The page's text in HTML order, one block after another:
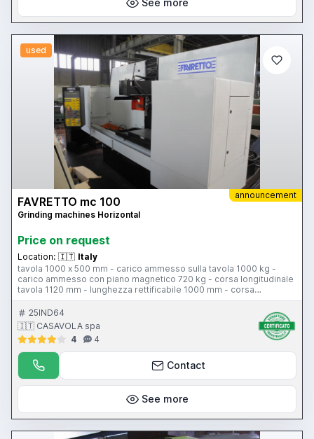
used
announcement
FAVRETTO mc 100
Grinding machines Horizontal
Price on request
Location: 🇮🇹 Italy
tavola 1000 x 500 mm - carico ammesso sulla tavola 1000 kg -
carico ammesso con piano magnetico 720 kg - corsa longitudinale
tavola 1120 mm - lunghezza rettificabile 1000 mm - corsa
trasversale testa 635 mm - larghezza rettificabile 700 mm - corsa
verticale testa 725 mm - altezza rettificabile 650 mm - motore mola
11 Hp - piano magnetico 1000 x 500 mm - CN Favretto
25IND64
🇮🇹 CASAVOLA spa
4
4
Contact
See more